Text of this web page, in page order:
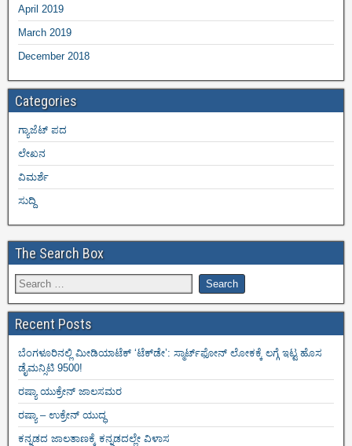
April 2019
March 2019
December 2018
Categories
ಗ್ಯಾಜೆಟ್ ಪದ
ಲೇಖನ
ವಿಮರ್ಶೆ
ಸುದ್ದಿ
The Search Box
Recent Posts
ಬೆಂಗಳೂರಿನಲ್ಲಿ ಮೀಡಿಯಾಟೆಕ್‌ ‘ಟೆಕ್‌ಡೇ’: ಸ್ಮಾರ್ಟ್‌ಫೋನ್ ಲೋಕಕ್ಕೆ ಲಗ್ಗೆ ಇಟ್ಟ ಹೊಸ
ಡೈಮನ್ಸಿಟಿ 9500!
ರಷ್ಯಾ ಯುಕ್ರೇನ್ ಜಾಲಸಮರ
ರಷ್ಯಾ – ಉಕ್ರೇನ್ ಯುದ್ಧ
ಕನ್ನಡದ ಜಾಲತಾಣಕ್ಕೆ ಕನ್ನಡದಲ್ಲೇ ವಿಳಾಸ